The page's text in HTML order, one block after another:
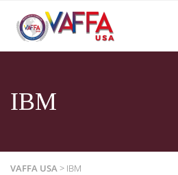
IBM
VAFFA USA> IBM